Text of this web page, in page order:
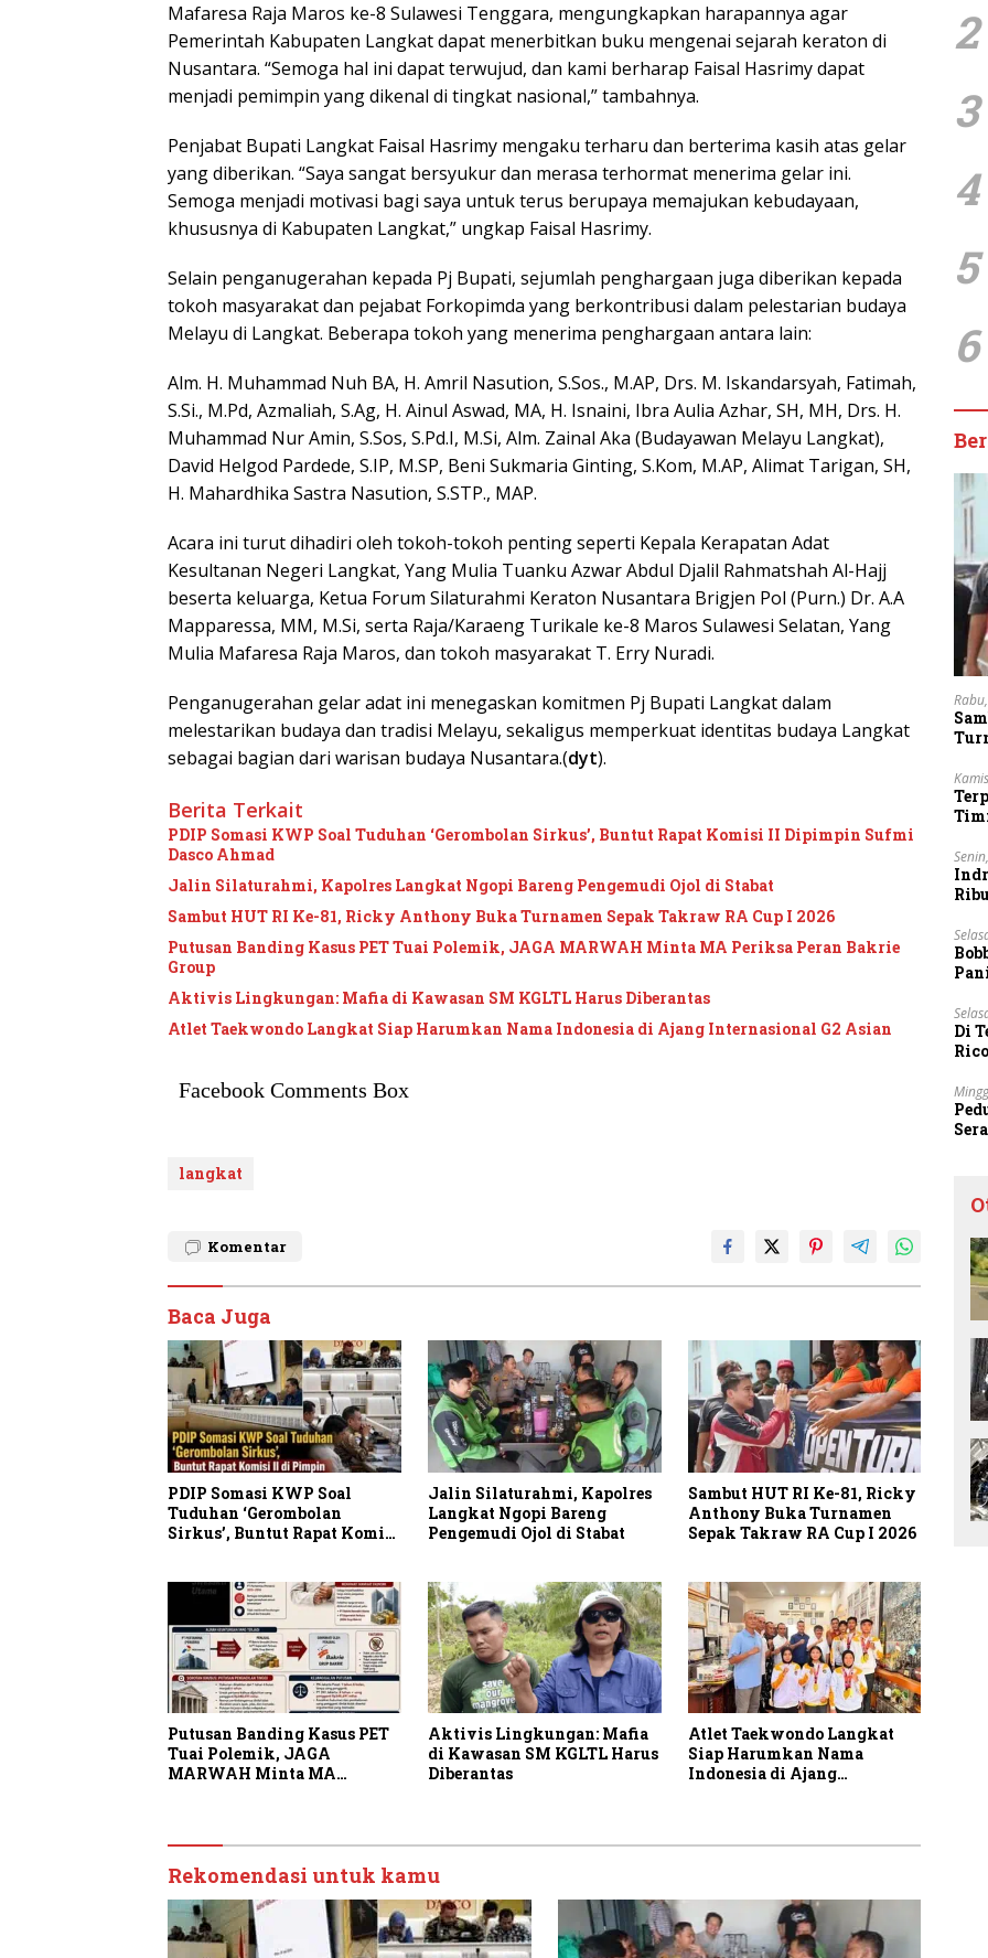
Mafaresa Raja Maros ke-8 Sulawesi Tenggara, mengungkapkan harapannya agar
Pemerintah Kabupaten Langkat dapat menerbitkan buku mengenai sejarah keraton di
Nusantara. “Semoga hal ini dapat terwujud, dan kami berharap Faisal Hasrimy dapat
menjadi pemimpin yang dikenal di tingkat nasional,” tambahnya.
Penjabat Bupati Langkat Faisal Hasrimy mengaku terharu dan berterima kasih atas gelar
yang diberikan. “Saya sangat bersyukur dan merasa terhormat menerima gelar ini.
Semoga menjadi motivasi bagi saya untuk terus berupaya memajukan kebudayaan,
khususnya di Kabupaten Langkat,” ungkap Faisal Hasrimy.
Selain penganugerahan kepada Pj Bupati, sejumlah penghargaan juga diberikan kepada
tokoh masyarakat dan pejabat Forkopimda yang berkontribusi dalam pelestarian budaya
Melayu di Langkat. Beberapa tokoh yang menerima penghargaan antara lain:
Alm. H. Muhammad Nuh BA, H. Amril Nasution, S.Sos., M.AP, Drs. M. Iskandarsyah, Fatimah,
S.Si., M.Pd, Azmaliah, S.Ag, H. Ainul Aswad, MA, H. Isnaini, Ibra Aulia Azhar, SH, MH, Drs. H.
Muhammad Nur Amin, S.Sos, S.Pd.I, M.Si, Alm. Zainal Aka (Budayawan Melayu Langkat),
David Helgod Pardede, S.IP, M.SP, Beni Sukmaria Ginting, S.Kom, M.AP, Alimat Tarigan, SH,
H. Mahardhika Sastra Nasution, S.STP., MAP.
Acara ini turut dihadiri oleh tokoh-tokoh penting seperti Kepala Kerapatan Adat
Kesultanan Negeri Langkat, Yang Mulia Tuanku Azwar Abdul Djalil Rahmatshah Al-Hajj
beserta keluarga, Ketua Forum Silaturahmi Keraton Nusantara Brigjen Pol (Purn.) Dr. A.A
Mapparessa, MM, M.Si, serta Raja/Karaeng Turikale ke-8 Maros Sulawesi Selatan, Yang
Mulia Mafaresa Raja Maros, dan tokoh masyarakat T. Erry Nuradi.
Penganugerahan gelar adat ini menegaskan komitmen Pj Bupati Langkat dalam
melestarikan budaya dan tradisi Melayu, sekaligus memperkuat identitas budaya Langkat
sebagai bagian dari warisan budaya Nusantara.(dyt).
Berita Terkait
PDIP Somasi KWP Soal Tuduhan ‘Gerombolan Sirkus’, Buntut Rapat Komisi II Dipimpin Sufmi
Dasco Ahmad
Jalin Silaturahmi, Kapolres Langkat Ngopi Bareng Pengemudi Ojol di Stabat
Sambut HUT RI Ke-81, Ricky Anthony Buka Turnamen Sepak Takraw RA Cup I 2026
Putusan Banding Kasus PET Tuai Polemik, JAGA MARWAH Minta MA Periksa Peran Bakrie
Group
Aktivis Lingkungan: Mafia di Kawasan SM KGLTL Harus Diberantas
Atlet Taekwondo Langkat Siap Harumkan Nama Indonesia di Ajang Internasional G2 Asian
Facebook Comments Box
langkat
Komentar
Baca Juga
PDIP Somasi KWP Soal
Tuduhan ‘Gerombolan
Sirkus’, Buntut Rapat Komisi
Jalin Silaturahmi, Kapolres
Langkat Ngopi Bareng
Pengemudi Ojol di Stabat
Sambut HUT RI Ke-81, Ricky
Anthony Buka Turnamen
Sepak Takraw RA Cup I 2026
Putusan Banding Kasus PET
Tuai Polemik, JAGA
MARWAH Minta MA
Aktivis Lingkungan: Mafia
di Kawasan SM KGLTL Harus
Diberantas
Atlet Taekwondo Langkat
Siap Harumkan Nama
Indonesia di Ajang
Rekomendasi untuk kamu
2
3
4
5
6
Di